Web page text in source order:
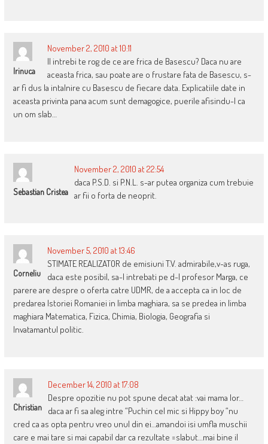
Irinuca
November 2, 2010 at 10:11
Il intrebi te rog de ce are frica de Basescu? Daca nu are
aceasta frica, sau poate are o frustare fata de Basescu, s-
ar fi dus la intalnire cu Basescu de fiecare data. Explicatiile date in
aceasta privinta pana acum sunt demagogice, puerile afisindu-l ca
un om slab…
Sebastian Cristea
November 2, 2010 at 22:54
daca P.S.D. si P.N.L. s-ar putea organiza cum trebuie
ar fii o forta de neoprit.
Corneliu
November 5, 2010 at 13:46
STIMATE REALIZATOR de emisiuni T.V. admirabile,v-as ruga,
daca este posibil, sa-l intrebati pe d-l profesor Marga, ce
parere are despre o oferta catre UDMR, de a accepta ca in loc de
predarea Istoriei Romaniei in limba maghiara, sa se predea in limba
maghiara Matematica, Fizica, Chimia, Biologia, Geografia si
Invatamantul politic.
Christian
December 14, 2010 at 17:08
Despre opozitie nu pot spune decat atat :vai mama lor…
daca ar fi sa aleg intre “Puchin cel mic si Hippy boy “nu
cred ca as opta pentru vreo unul din ei…amandoi isi umfla muschii
care e mai tare si mai capabil dar ca rezultate =slabut…mai bine il